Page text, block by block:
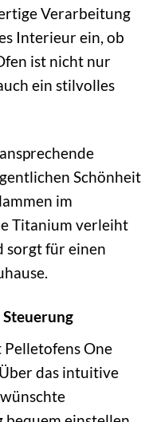
Verarbeitung
Interieur ein, ob
ist nicht nur
ein stilvolles
Schönheit
im
Titanium verleiht
sorgt für einen
Pelletofens One
das intuitive